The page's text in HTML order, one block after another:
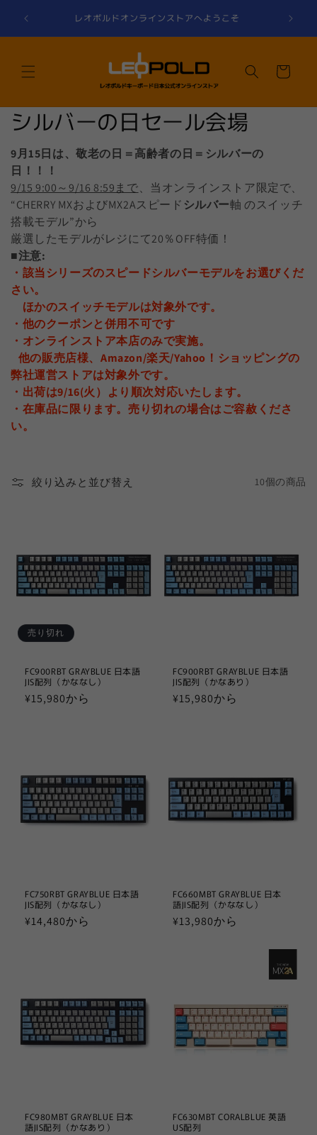
ンツに
レオポルドオンラインストアへようこそ
ー
コ
レ
ク
シ
ョ
ン
:
シルバーの日セール会場
9月15日は、敬老の日＝高齢者の日＝シルバーの
日！！！
9/15 9:00～9/16 8:59まで、当オンラインストア限定で、
“CHERRY MXおよびMX2Aスピード シルバー軸 のスイッチ
搭載モデル”から
厳選したモデルがレジにて20％OFF特価！
■注意:
・該当シリーズのスピードシルバーモデルをお選びくだ
さい。
ほかのスイッチモデルは対象外です。
・他のクーポンと併用不可です
・オンラインストア本店のみで実施。
他の販売店様、Amazon/楽天/Yahoo！ショッピングの
弊社運営ストアは対象外です。
・出荷は9/16(火）より順次対応いたします。
・在庫品に限ります。売り切れの場合はご容赦くださ
い。
絞り込みと並び替え 10個の商品
売り切れ
FC900RBT GRAYBLUE 日本語
JIS配列（かななし）
通
¥15,980から
FC900RBT GRAYBLUE 日本語
JIS配列（かなあり）
通
¥15,980から
FC750RBT GRAYBLUE 日本語
JIS配列（かななし）
通
¥14,480から
FC660MBT GRAYBLUE 日本
語JIS配列（かななし）
通
¥13,980から
FC980MBT GRAYBLUE 日本
語JIS配列（かなあり）
FC630MBT CORALBLUE 英語
US配列